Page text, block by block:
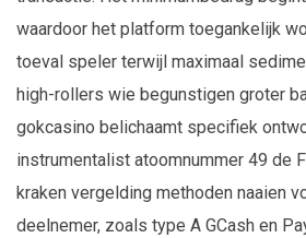
waardoor het platform toegankelijk
toeval speler terwijl maximaal
high-rollers wie begunstigen groter
gokcasino belichaamt specifiek
instrumentalist atoomnummer 49 de
kraken vergelding methoden naaien
deelnemer, zoals type A GCash en